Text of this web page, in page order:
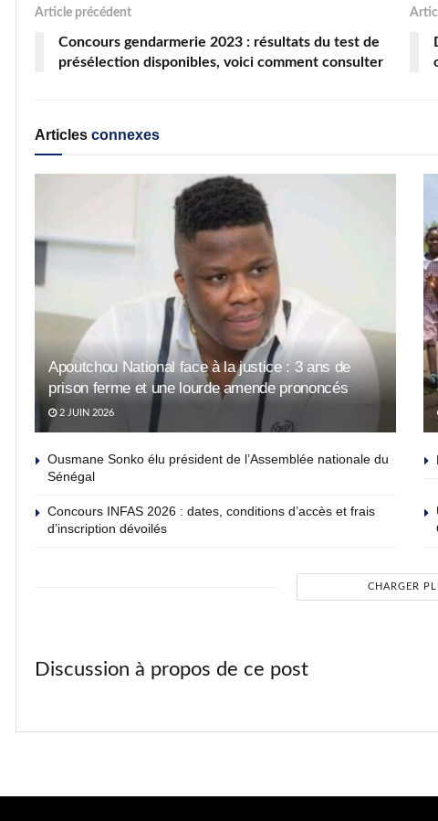
Article précédent
Concours gendarmerie 2023 : résultats du test de
présélection disponibles, voici comment consulter
Articles connexes
Apoutchou National face à la justice : 3 ans de
prison ferme et une lourde amende prononcés
2 JUIN 2026
Ousmane Sonko élu président de l’Assemblée nationale du
Sénégal
Concours INFAS 2026 : dates, conditions d’accès et frais
d’inscription dévoilés
CHARGER
Discussion à propos de ce post